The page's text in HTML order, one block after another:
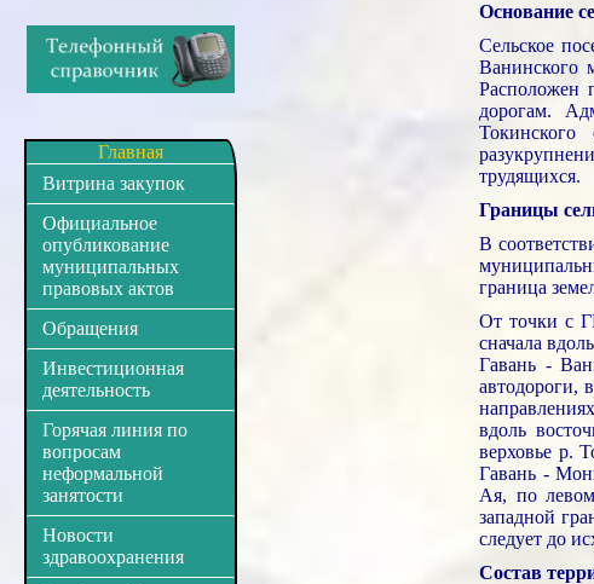
Главная
Витрина закупок
Официальное
опубликование
муниципальных
правовых актов
Обращения
Инвестиционная
деятельность
Горячая линия по
вопросам
неформальной
занятости
Новости
здравоохранения
Основание
Сельское
Ванинского
Расположен
дорогам.
трудящихся.
Границы
В
граница
От точки с
сначала
Гавань -
автодороги,
вдоль
верховье р.
Гавань -
Ая, по
западной
следует до
Состав